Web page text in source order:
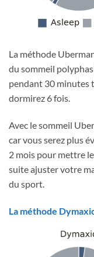
La méthode
du sommeil
pendant 30 minutes
dormirez 6 fois.
Avec le sommeil
car vous serez plus
2 mois pour mettre
suite ajuster votre
du sport.
La méthode